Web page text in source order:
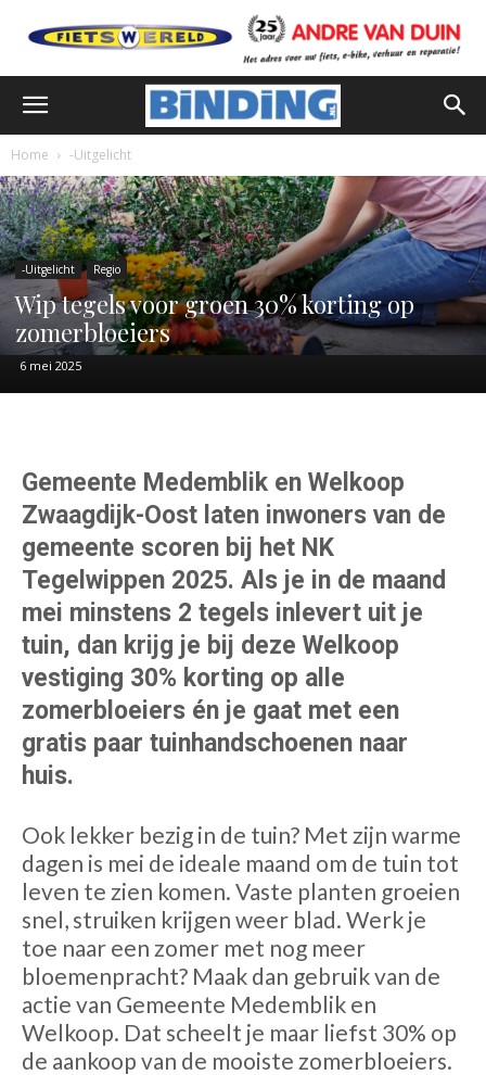
Home -Uitgelicht
-Uitgelicht Regio
Wip tegels voor groen 30% korting op
zomerbloeiers
6 mei 2025
Gemeente Medemblik en Welkoop
Zwaagdijk-Oost laten inwoners van de
gemeente scoren bij het NK
Tegelwippen 2025. Als je in de maand
mei minstens 2 tegels inlevert uit je
tuin, dan krijg je bij deze Welkoop
vestiging 30% korting op alle
zomerbloeiers én je gaat met een
gratis paar tuinhandschoenen naar
huis.
Ook lekker bezig in de tuin? Met zijn warme
dagen is mei de ideale maand om de tuin tot
leven te zien komen. Vaste planten groeien
snel, struiken krijgen weer blad. Werk je
toe naar een zomer met nog meer
bloemenpracht? Maak dan gebruik van de
actie van Gemeente Medemblik en
Welkoop. Dat scheelt je maar liefst 30% op
de aankoop van de mooiste zomerbloeiers.